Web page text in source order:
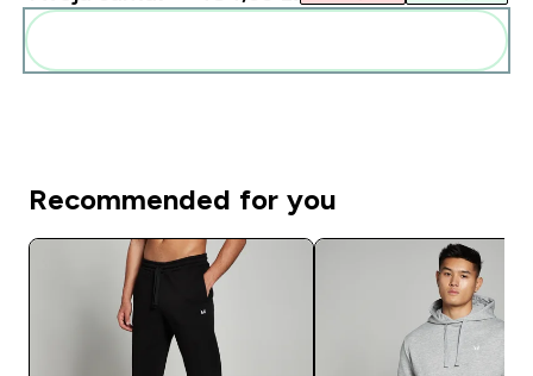
Recommended for you